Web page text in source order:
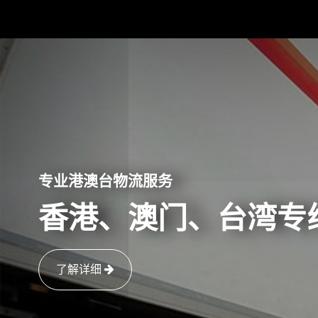
专业港澳台物流服务
香港、澳门、台湾专
了解详细